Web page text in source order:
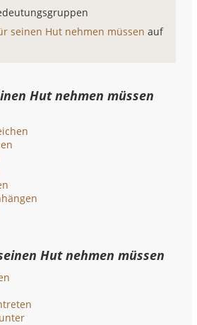
seinen Hut nehmen müssenauf
Hut nehmen müssen
Hut nehmen müssen